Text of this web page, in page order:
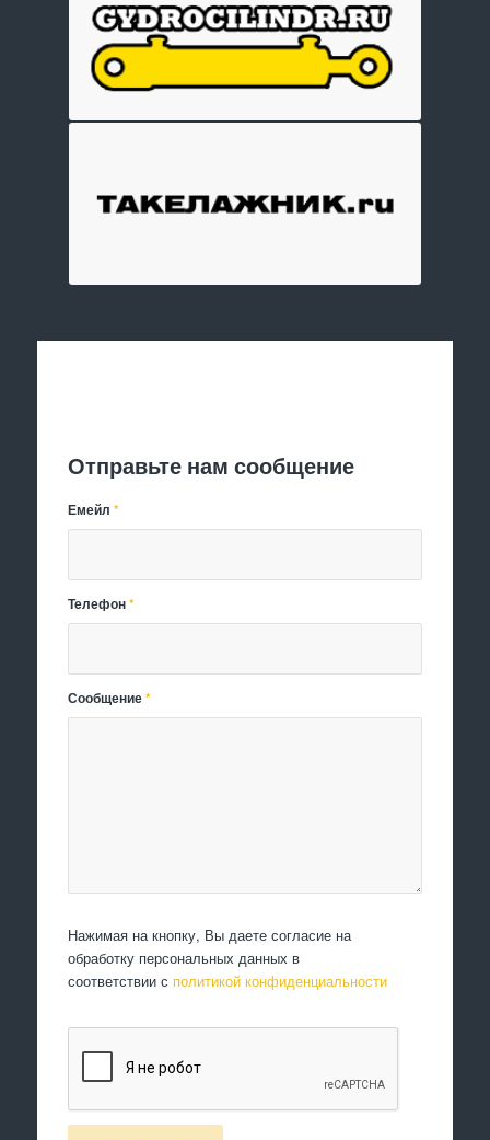
Отправьте нам сообщение
Емейл*
Телефон*
Сообщение*
Нажимая на кнопку, Вы даете согласие на
обработку персональных данных в
соответствии с политикой конфиденциальности